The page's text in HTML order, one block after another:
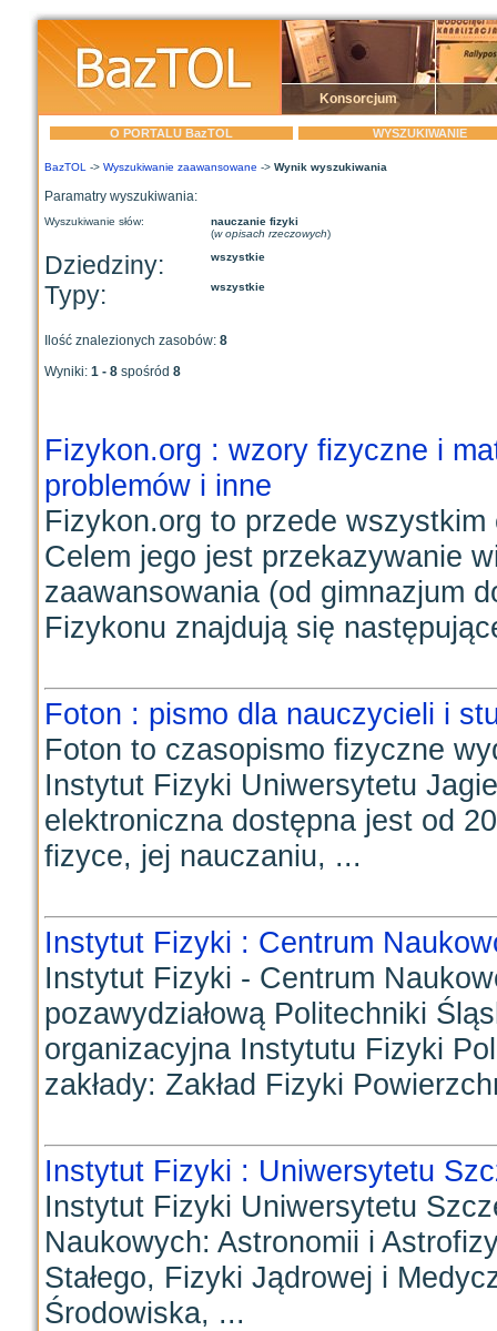
Konsorcjum
O PORTALU BazTOL WYSZUKIWANIE
BazTOL -> Wyszukiwanie zaawansowane -> Wynik wyszukiwania
Paramatry wyszukiwania:
Wyszukiwanie słów:
nauczanie fizyki
(w opisach rzeczowych)
Dziedziny: wszystkie
Typy: wszystkie
Ilość znalezionych zasobów: 8
Wyniki: 1 - 8 spośród 8
Fizykon.org : wzory fizyczne i
problemów i inne
Fizykon.org to przede
Celem jego jest przekazywanie
zaawansowania (od gimnazjum
Fizykonu znajdują się
Foton : pismo dla nauczycieli i
Foton to czasopismo fizyczne
Instytut Fizyki Uniwersytetu
elektroniczna dostępna jest od
fizyce, jej nauczaniu, ...
Instytut Fizyki : Centrum
Instytut Fizyki - Centrum
pozawydziałową Politechniki
organizacyjna Instytutu Fizyki
zakłady: Zakład Fizyki
Instytut Fizyki : Uniwersytetu
Instytut Fizyki Uniwersytetu
Naukowych: Astronomii i
Stałego, Fizyki Jądrowej i
Środowiska, ...